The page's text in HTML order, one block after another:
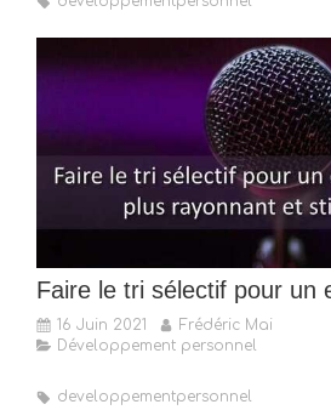
16 Juin 2021
Frédéric Mai
Développement personnel
developpementpersonnel